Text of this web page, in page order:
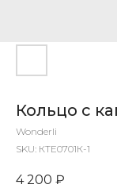
Кольцо с
Wonderli
SKU: КТЕ0701К-1
4 200 ₽